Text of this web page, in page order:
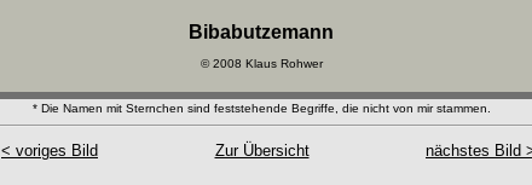
Bibabutzemann
© 2008 Klaus Rohwer
* Die Namen mit Sternchen sind feststehende Begriffe, die nicht von mir stammen.
< voriges Bild Zur Übersicht nächstes Bild